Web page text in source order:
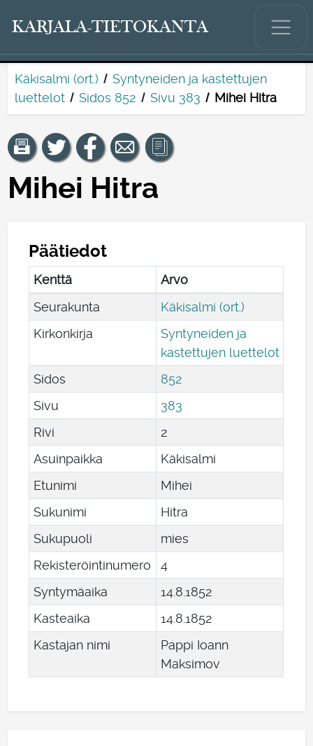
KARJALA-TIETOKANTA
Käkisalmi (ort.)
Syntyneiden ja kastettujen
luettelot
Sidos 852 Sivu 383 Mihei Hitra
Mihei Hitra
Päätiedot
Kenttä
Arvo
Seurakunta
Käkisalmi (ort.)
Kirkonkirja
Syntyneiden ja
kastettujen luettelot
Sidos
852
Sivu
383
Rivi
2
Asuinpaikka
Käkisalmi
Etunimi
Mihei
Sukunimi
Hitra
Sukupuoli
mies
Rekisteröintinumero
4
Syntymäaika
14.81852
Kasteaika
14.81852
Kastajan nimi
Pappi Ioann
Maksimov